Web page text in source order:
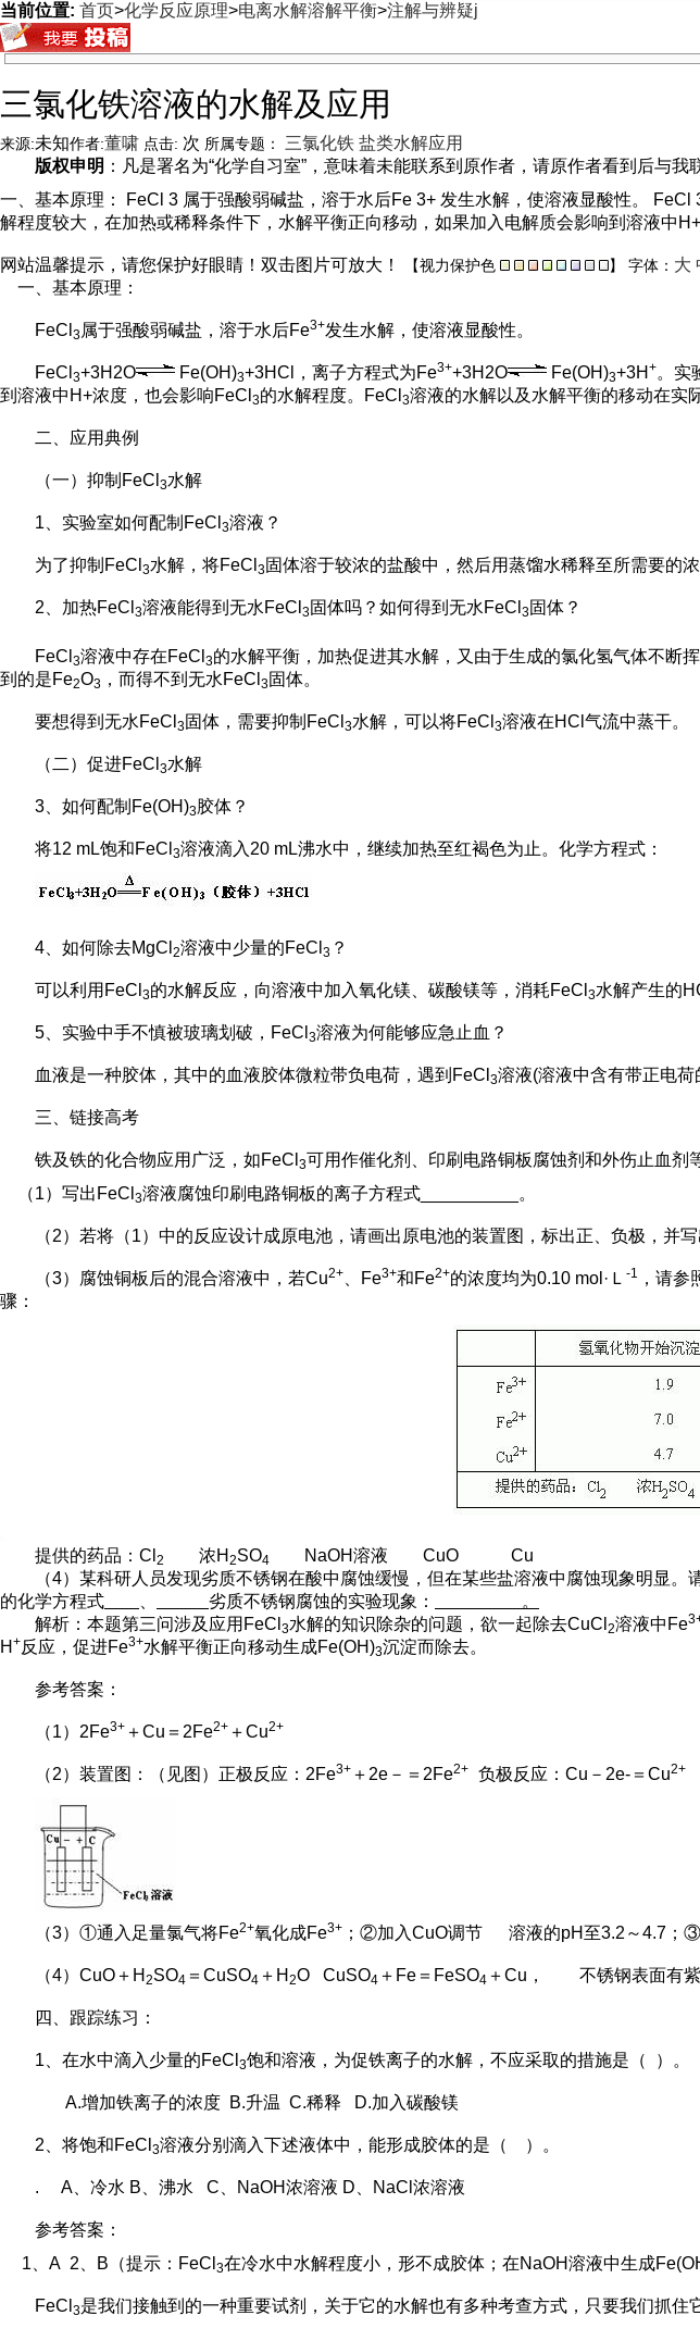
<
当前位置: 首页>化学反应原理>电离水解溶解平衡>注解与辨疑j
三氯化铁溶液的水解及应用
来源:未知作者:董啸 点击: 次 所属专题： 三氯化铁 盐类水解应用
版权申明 ：凡是署名为“化学自习室”，意味着未能联系到原作者，请原作者看到后与我
一、基本原理： FeCl 3 属于强酸弱碱盐，溶于水后Fe 3+ 发生水解，使溶液显酸性。
解程度较大，在加热或稀释条件下，水解平衡正向移动，如果加入电解质会影响到溶液中
网站温馨提示，请您保护好眼睛！双击图片可放大！ 【视力保护色 】 字体： 大
一、基本原理：
FeCl 3属于强酸弱碱盐，溶于水后Fe3+发生水解，使溶液显酸性。
FeCl 3+3H2O Fe(OH)3+3HCl，离子方程式为Fe3++3H2O Fe(OH)3+3H +。实
到溶液中H+浓度，也会影响FeCl 3的水解程度。FeCl 3溶液的水解以及水解平衡的移动在实
二、应用典例
（一）抑制FeCl 3水解
1、实验室如何配制FeCl 3溶液？
为了抑制FeCl 3水解，将FeCl 3固体溶于较浓的盐酸中，然后用蒸馏水稀释至所需要的浓
2、加热FeCl 3溶液能得到无水FeCl 3固体吗？如何得到无水FeCl 3固体？
FeCl 3溶液中存在FeCl 3的水解平衡，加热促进其水解，又由于生成的氯化氢气体不断
到的是Fe2O3 ，而得不到无水FeCl 3固体。
要想得到无水FeCl 3固体，需要抑制FeCl 3水解，可以将FeCl 3溶液在HCl气流中蒸干。
（二）促进FeCl 3水解
3、如何配制Fe(OH)3胶体？
将12 mL饱和FeCl 3溶液滴入20 mL沸水中，继续加热至红褐色为止。化学方程式：
4、如何除去MgCl 2溶液中少量的FeCl 3 ？
可以利用FeCl 3的水解反应，向溶液中加入氧化镁、碳酸镁等，消耗FeCl 3水解产生的
5、实验中手不慎被玻璃划破，FeCl 3溶液为何能够应急止血？
血液是一种胶体，其中的血液胶体微粒带负电荷，遇到FeCl 3溶液(溶液中含有带正电荷
三、链接高考
铁及铁的化合物应用广泛，如FeCl 3可用作催化剂、印刷电路铜板腐蚀剂和外伤止血剂
（1）写出FeCl 3溶液腐蚀印刷电路铜板的离子方程式__________。
（2）若将（1）中的反应设计成原电池，请画出原电池的装置图，标出正、负极，并写
（3）腐蚀铜板后的混合溶液中，若Cu2+ 、Fe3+和Fe2+的浓度均为0.10 mol·Ｌ -1 ，请
骤：
提供的药品：Cl 2 浓H 2SO4
NaOH溶液 CuO Cu
（4）某科研人员发现劣质不锈钢在酸中腐蚀缓慢，但在某些盐溶液中腐蚀现象明显。
的化学方程式
劣质不锈钢腐蚀的实验现象：
。
解析：本题第三问涉及应用FeCl 3水解的知识除杂的问题，欲一起除去CuCl 2溶液中Fe
H +反应，促进Fe3+水解平衡正向移动生成Fe(OH)3沉淀而除去。
参考答案：
（1）2Fe3+ ＋Cu＝2Fe2+ ＋Cu2+
（2）装置图：（见图）正极反应：2Fe3+ ＋2e－＝2Fe2+ 负极反应：Cu－2e-＝Cu2+
（3）①通入足量氯气将Fe2+氧化成Fe3+ ；②加入CuO调节 溶液的pH至3.2～4.7；③
（4）CuO＋H 2SO4 ＝CuSO4 ＋H 2O CuSO4 ＋Fe＝FeSO4 ＋Cu， 不锈钢表面有紫
四、跟踪练习：
1、在水中滴入少量的FeCl 3饱和溶液，为促铁离子的水解，不应采取的措施是（ ）。
A.增加铁离子的浓度 B.升温 C.稀释 D.加入碳酸镁
2、将饱和FeCl 3溶液分别滴入下述液体中，能形成胶体的是（ ）。
. A、冷水 B、沸水 C、NaOH浓溶液 D、NaCl浓溶液
参考答案：
1、A 2、B（提示：FeCl 3在冷水中水解程度小，形不成胶体；在NaOH溶液中生成
FeCl 3是我们接触到的一种重要试剂，关于它的水解也有多种考查方式，只要我们抓